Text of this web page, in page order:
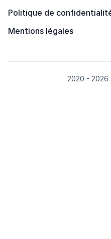
Politique de
Mentions légales
2020 - 2026